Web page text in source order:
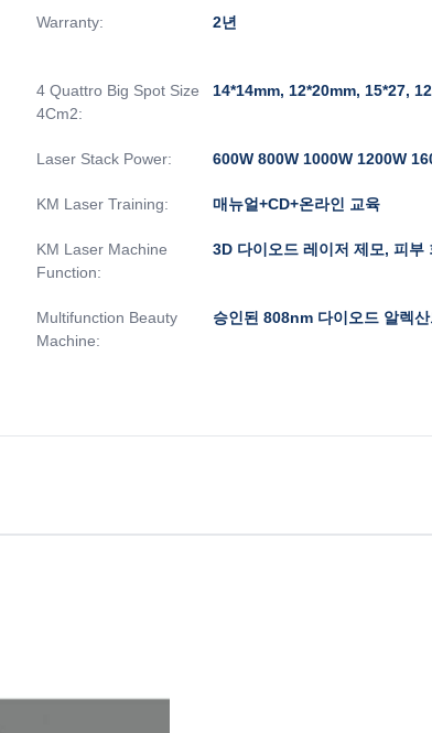
Warranty: 2년
4 Quattro Big Spot Size
4Cm2:
14*14mm, 12*20mm, 15*27,
Laser Stack Power: 600W 800W 1000W 1200W
KM Laser Training: 매뉴얼+CD+온라인 교육
KM Laser Machine
Function:
3D 다이오드 레이저 제모, 피부
Multifunction Beauty
Machine:
승인된 808nm 다이오드 알렉